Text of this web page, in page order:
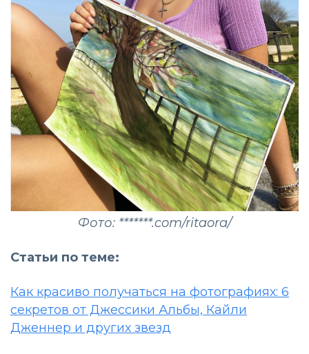
Фото: *******.com/ritaora/
Статьи по теме:
Как красиво получаться на фотографиях: 6
секретов от Джессики Альбы, Кайли
Дженнер и других звезд